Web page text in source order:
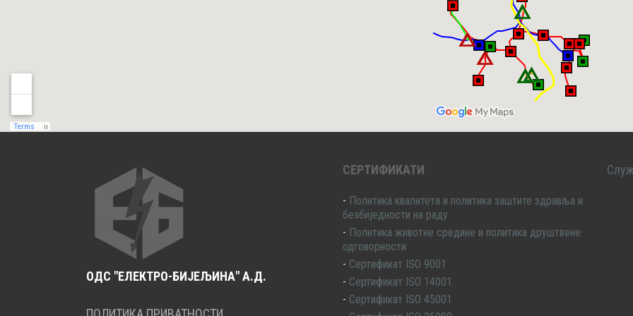
ОДС "ЕЛЕКТРО-БИЈЕЉИНА" А.Д.
СЕРТИФИКАТИ
- Политика квалитета и политика заштите здравља и
безбиједности на раду
- Политика животне средине и политика друштвене
одговорности
- Сертификат ISO 9001
- Сертификат ISO 14001
- Сертификат ISO 45001